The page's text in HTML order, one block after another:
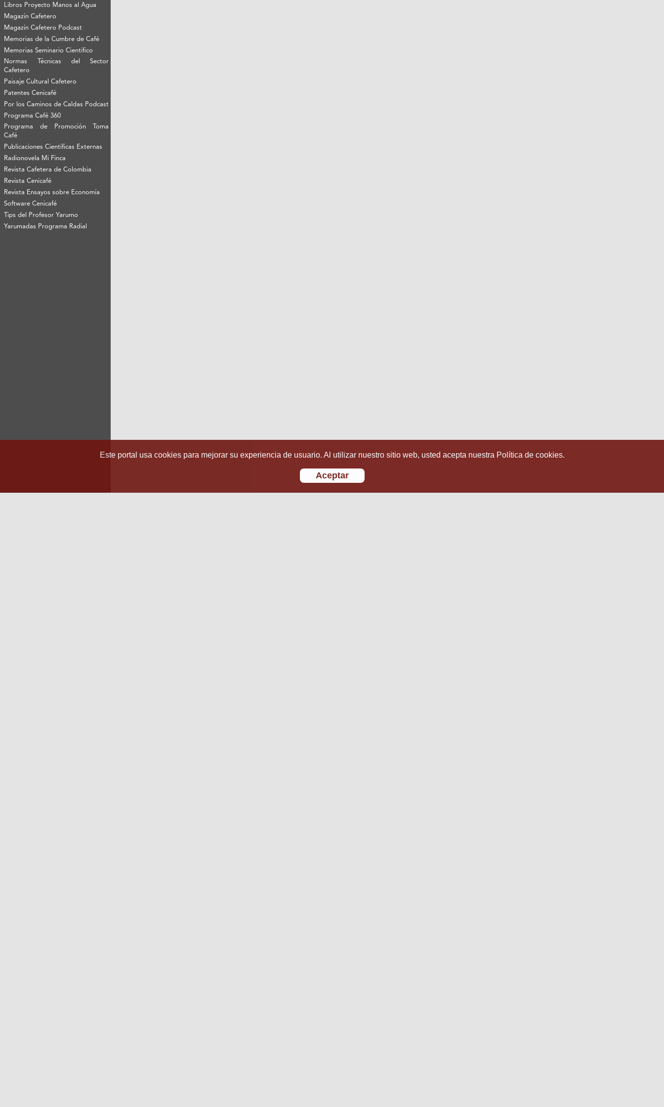
Libros Proyecto Manos al Agua
Magazín Cafetero
Magazín Cafetero Podcast
Memorias de la Cumbre de Café
Memorias Seminario Científico
Normas Técnicas del Sector
Cafetero
Paisaje Cultural Cafetero
Patentes Cenicafé
Por los Caminos de Caldas Podcast
Programa Café 360
Programa de Promoción Toma
Café
Publicaciones Científicas Externas
Radionovela Mi Finca
Revista Cafetera de Colombia
Revista Cenicafé
Revista Ensayos sobre Economía
Software Cenicafé
Tips del Profesor Yarumo
Yarumadas Programa Radial
Este portal usa cookies para mejorar su experiencia de usuario. Al utilizar nuestro sitio web, usted acepta nuestra Política de cookies.
Aceptar